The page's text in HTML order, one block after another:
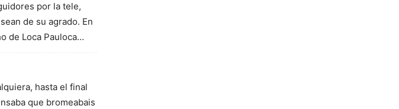
por la tele,
de su agrado. En
de Loca Pauloca…
hasta el final
que bromeabais